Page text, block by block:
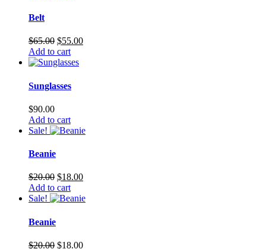
Belt
$65.00 El
precio
original
$65.00.
$55.00El
Add to cart
Sunglasses
$90.00
Add to cart
Sale!
Beanie
$20.00 El
precio
original
$18.00El
actual
Add to cart
Sale!
Beanie
$20.00 El
$18.00El